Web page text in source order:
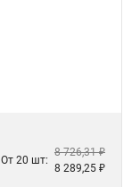
От 20 шт:
8 726,31 ₽
8 289,25 ₽